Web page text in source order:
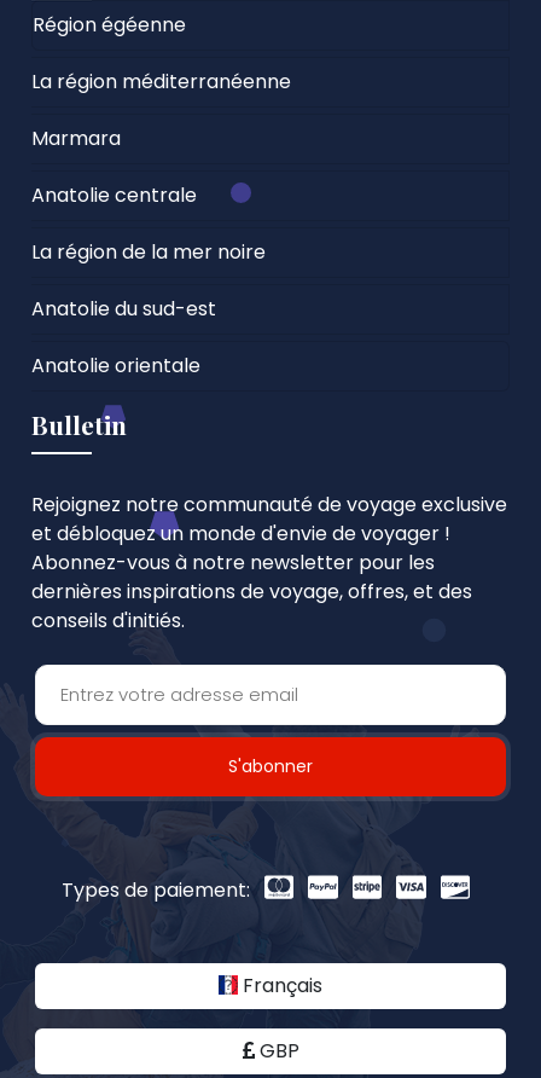
Région égéenne
La région méditerranéenne
Marmara
Anatolie centrale
La région de la mer noire
Anatolie du sud-est
Anatolie orientale
Bulletin
Rejoignez notre communauté de voyage exclusive
et débloquez un monde d'envie de voyager !
Abonnez-vous à notre newsletter pour les
dernières inspirations de voyage, offres, et des
conseils d'initiés.
S'abonner
Types de paiement:
Français
GBP